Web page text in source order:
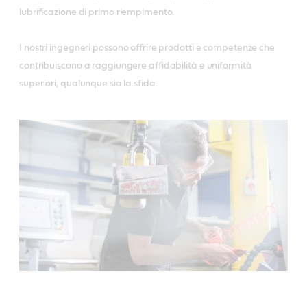
lubrificazione di primo riempimento.
I nostri ingegneri possono offrire prodotti e competenze che
contribuiscono a raggiungere affidabilità e uniformità
superiori, qualunque sia la sfida.